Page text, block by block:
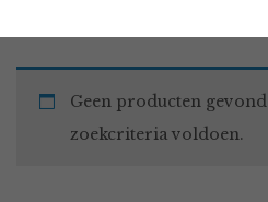
Geen producten
zoekcriteria voldoen.